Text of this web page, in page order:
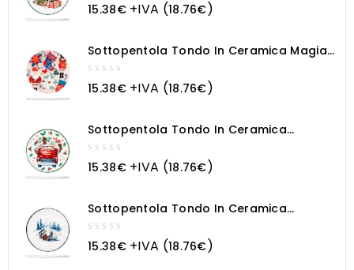
out
15.38€+IVA (18.76€)
Sottopentola Tondo In Ceramica Magia
Natalizia
out
15.38€+IVA (18.76€)
Sottopentola Tondo In Ceramica
Macchina Natalizia
out
15.38€+IVA (18.76€)
Sottopentola Tondo In Ceramica
Paesaggio Innevato
out
15.38€+IVA (18.76€)